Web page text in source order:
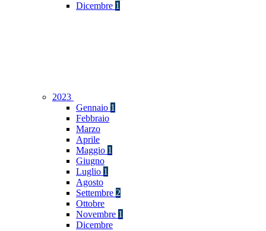
Dicembre 1
2023
Gennaio 1
Febbraio
Marzo
Aprile
Maggio 1
Giugno
Luglio 1
Agosto
Settembre 2
Ottobre
Novembre 1
Dicembre